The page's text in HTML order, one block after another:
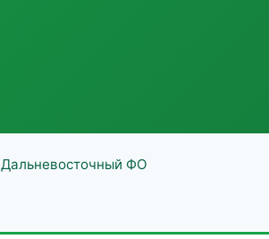
Дальневосточный ФО